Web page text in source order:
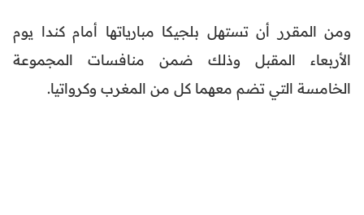
ومن المقرر أن تستهل بلجيكا مبارياتها أمام كندا يوم
الأربعاء المقبل وذلك ضمن منافسات المجموعة
الخامسة التي تضم معهما كل من المغرب وكرواتيا.